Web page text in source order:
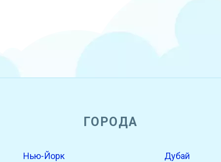
ГОРОДА
Нью-Йорк
Дубай